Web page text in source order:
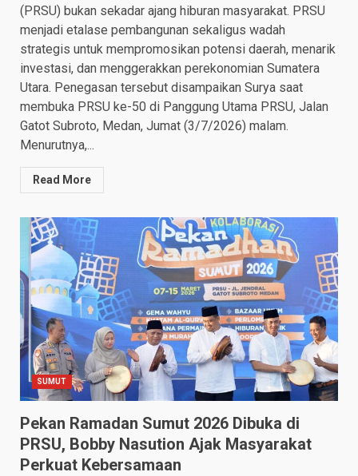
(PRSU) bukan sekadar ajang hiburan masyarakat. PRSU
menjadi etalase pembangunan sekaligus wadah
strategis untuk mempromosikan potensi daerah, menarik
investasi, dan menggerakkan perekonomian Sumatera
Utara. Penegasan tersebut disampaikan Surya saat
membuka PRSU ke-50 di Panggung Utama PRSU, Jalan
Gatot Subroto, Medan, Jumat (3/7/2026) malam.
Menurutnya,...
Read More
SUMUT
Pekan Ramadan Sumut 2026 Dibuka di
PRSU, Bobby Nasution Ajak Masyarakat
Perkuat Kebersamaan